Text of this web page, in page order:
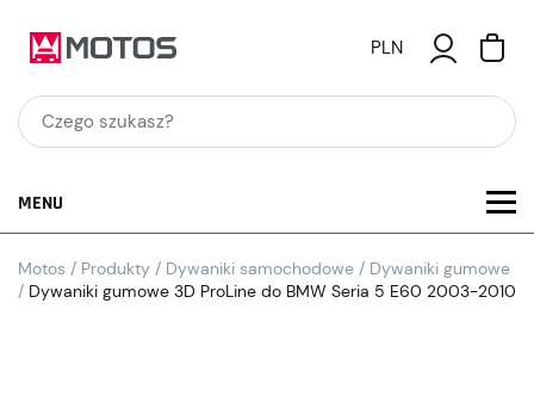
PLN
MENU
Motos / Produkty / Dywaniki samochodowe / Dywaniki gumowe
/ Dywaniki gumowe 3D ProLine do BMW Seria 5 E60 2003-2010